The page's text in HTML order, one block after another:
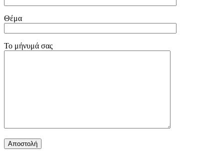
Θέμα
Το μήνυμά σας